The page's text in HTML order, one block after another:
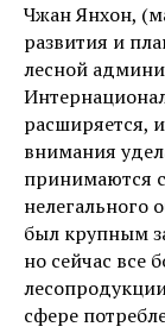
Чжан Янхон,
развития и
лесной
расширяется,
внимания
принимаются
нелегального
был крупным
но сейчас все
сфере